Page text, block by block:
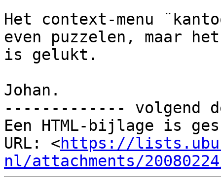
Het context-menu
even puzzelen, maar het
is gelukt.
Johan.
------------- volgend
Een HTML-bijlage is
URL: <https://
nl/attachments/